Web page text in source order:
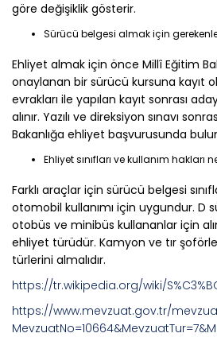
göre değişiklik gösterir.
Sürücü belgesi almak için
Ehliyet almak için önce Millî Eğitim
onaylanan bir sürücü kursuna kayıt
evrakları ile yapılan kayıt sonrası
alınır. Yazılı ve direksiyon sınavı
Bakanlığa ehliyet başvurusunda
Ehliyet sınıfları ve kullanım hakları
Farklı araçlar için sürücü belgesi
otomobil kullanımı için uygundur. D
otobüs ve minibüs kullananlar için
ehliyet türüdür. Kamyon ve tır
türlerini almalıdır.
https://tr.wikipedia.org/wiki/
https://www.mevzuat.gov.tr/